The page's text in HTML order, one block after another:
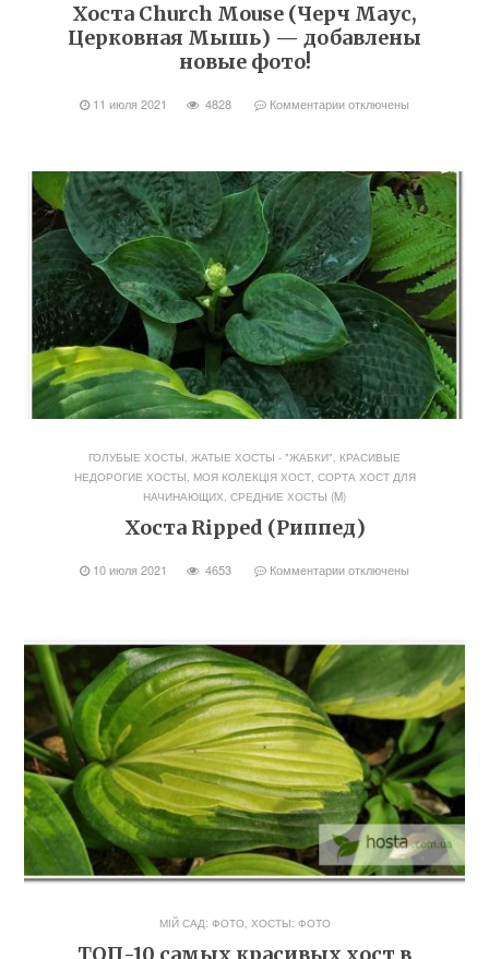
Хоста Church Mouse (Черч Маус,
Церковная Мышь) — добавлены
новые фото!
11 июля 2021 4828 Комментарииотключены
ГОЛУБЫЕ ХОСТЫ, ЖАТЫЕ ХОСТЫ - "ЖАБКИ", КРАСИВЫЕ
НЕДОРОГИЕ ХОСТЫ, МОЯ КОЛЕКЦІЯ ХОСТ, СОРТА ХОСТ ДЛЯ
НАЧИНАЮЩИХ, СРЕДНИЕ ХОСТЫ (M)
Хоста Ripped (Риппед)
10 июля 2021 4653 Комментарииотключены
МІЙ САД: ФОТО, ХОСТЫ: ФОТО
ТОП-10 самых красивых хост в